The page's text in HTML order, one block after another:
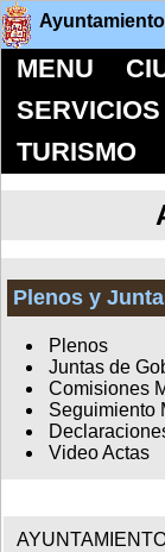
MENU
SERVICIOS
TURISMO
Plenos y
Plenos
Juntas de
Comisiones
Seguimiento
Video Actas